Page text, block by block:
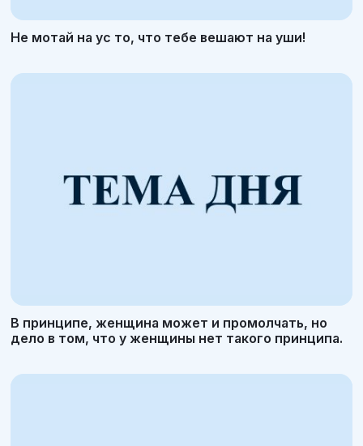
Не мотай на ус то, что тебе вешают на уши!
В принципе, женщина может и промолчать, но
дело в том, что у женщины нет такого принципа.